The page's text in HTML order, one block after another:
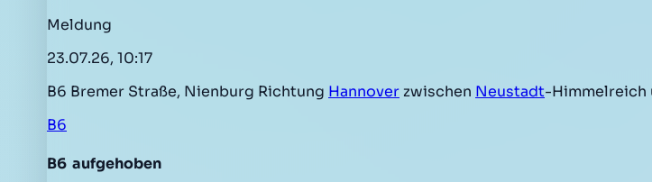
Meldung
23.07.26, 10:17
B6 Bremer Straße, Nienburg Richtung Hannover zwischen Neustadt-Himmelreich
B6
B6 aufgehoben